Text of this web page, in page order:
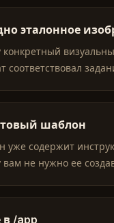
эталонное
соответствовал
шаблон
уже содержит
не нужно ее
/app